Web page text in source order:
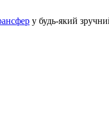
у будь-який